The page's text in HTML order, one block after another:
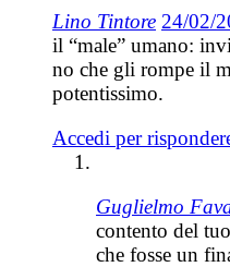
Lino Tintore 24/02/
il “male” umano:
no che gli rompe il
potentissimo.
Accedi per
Guglielmo
contento del
che fosse un